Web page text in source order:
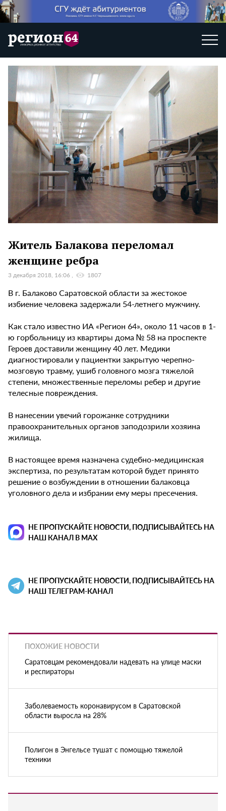
Житель Балакова переломал
женщине ребра
3 декабря 2018, 16:06 1807
В г. Балаково Саратовской области за жестокое
избиение человека задержали 54-летнего мужчину.
Как стало известно ИА «Регион 64», около 11 часов в 1-
ю горбольницу из квартиры дома № 58 на проспекте
Героев доставили женщину 40 лет. Медики
диагностировали у пациентки закрытую черепно-
мозговую травму, ушиб головного мозга тяжелой
степени, множественные переломы ребер и другие
телесные повреждения.
В нанесении увечий горожанке сотрудники
правоохранительных органов заподозрили хозяина
жилища.
В настоящее время назначена судебно-медицинская
экспертиза, по результатам которой будет принято
решение о возбуждении в отношении балаковца
уголовного дела и избрании ему меры пресечения.
НЕ ПРОПУСКАЙТЕ НОВОСТИ, ПОДПИСЫВАЙТЕСЬ НА
НАШ КАНАЛ В MAX
НЕ ПРОПУСКАЙТЕ НОВОСТИ, ПОДПИСЫВАЙТЕСЬ НА
НАШ ТЕЛЕГРАМ-КАНАЛ
ПОХОЖИЕ НОВОСТИ
Саратовцам рекомендовали надевать на улице маски
и респираторы
Заболеваемость коронавирусом в Саратовской
области выросла на 28%
Полигон в Энгельсе тушат с помощью тяжелой
техники